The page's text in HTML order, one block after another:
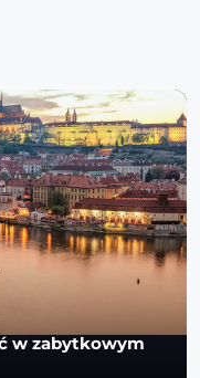
w zabytkowym